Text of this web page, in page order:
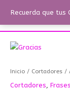
Recuerda que
Inicio / Cortadores /
Cortadores, Frases
Gracias
cantidad